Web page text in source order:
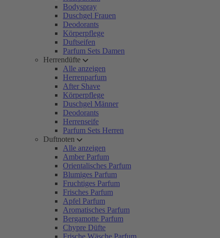
Bodyspray
Duschgel Frauen
Deodorants
Körperpflege
Duftseifen
Parfum Sets Damen
Herrendüfte
Alle anzeigen
Herrenparfum
After Shave
Körperpflege
Duschgel Männer
Deodorants
Herrenseife
Parfum Sets Herren
Duftnoten
Alle anzeigen
Amber Parfum
Orientalisches Parfum
Blumiges Parfum
Fruchtiges Parfum
Frisches Parfum
Apfel Parfum
Aromatisches Parfum
Bergamotte Parfum
Chypre Düfte
Frische Wäsche Parfum